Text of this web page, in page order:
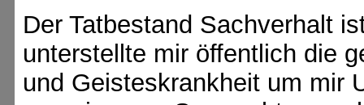
Der Tatbestand Sachverhalt
unterstellte mir öffentlich die
und Geisteskrankheit um mir